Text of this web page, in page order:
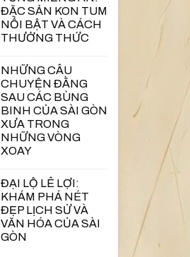
ĐẶC SẢN KON TUM
NỔI BẬT VÀ CÁCH
THƯỞNG THỨC
NHỮNG CÂU
CHUYỆN ĐẰNG
SAU CÁC BÙNG
BINH CỦA SÀI GÒN
XƯA TRONG
NHỮNG VÒNG
XOAY
ĐẠI LỘ LÊ LỢI:
KHÁM PHÁ NÉT
ĐẸP LỊCH SỬ VÀ
VĂN HÓA CỦA SÀI
GÒN